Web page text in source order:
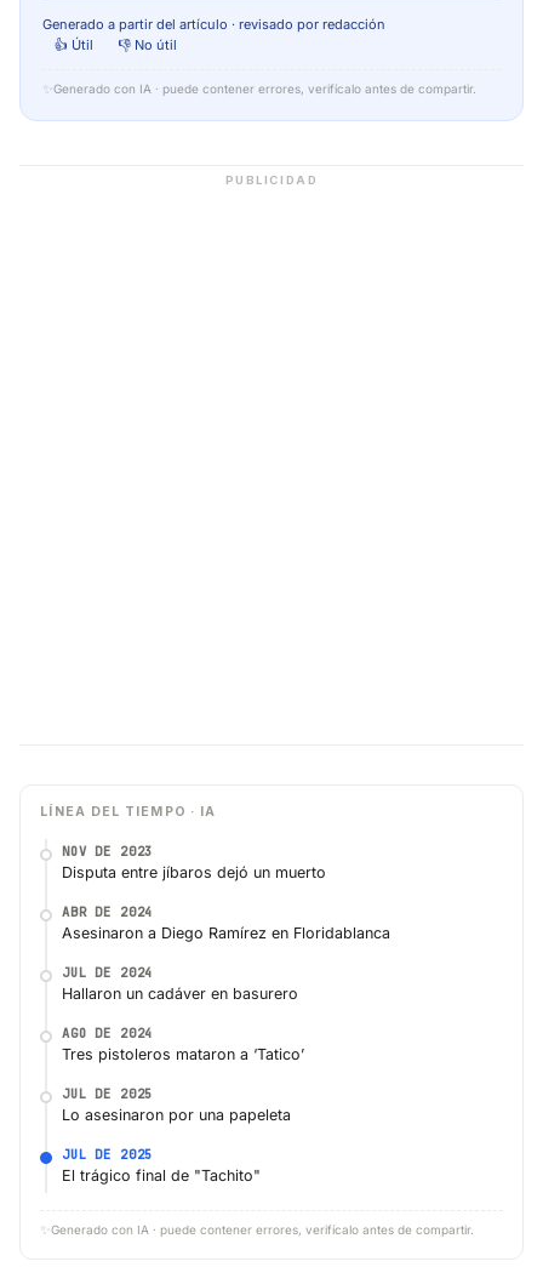
Generado a partir del artículo · revisado por redacción
👍 Útil
👎 No útil
✨ Generado con IA · puede contener errores, verifícalo antes de compartir.
PUBLICIDAD
LÍNEA DEL TIEMPO · IA
NOV DE 2023
Disputa entre jíbaros dejó un muerto
ABR DE 2024
Asesinaron a Diego Ramírez en Floridablanca
JUL DE 2024
Hallaron un cadáver en basurero
AGO DE 2024
Tres pistoleros mataron a ‘Tatico’
JUL DE 2025
Lo asesinaron por una papeleta
JUL DE 2025
El trágico final de "Tachito"
✨ Generado con IA · puede contener errores, verifícalo antes de compartir.